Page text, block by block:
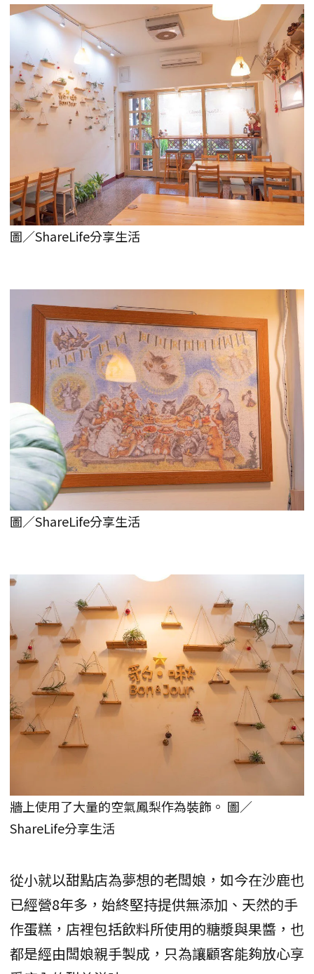
圖／ShareLife分享生活
圖／ShareLife分享生活
牆上使用了大量的空氣鳳梨作為裝飾。 圖／
ShareLife分享生活
從小就以甜點店為夢想的老闆娘，如今在沙鹿也
已經營8年多，始終堅持提供無添加、天然的手
作蛋糕，店裡包括飲料所使用的糖漿與果醬，也
都是經由闆娘親手製成，只為讓顧客能夠放心享